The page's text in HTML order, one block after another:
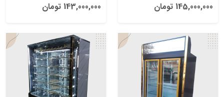
145,000,000 تومان 143,000,000 تومان